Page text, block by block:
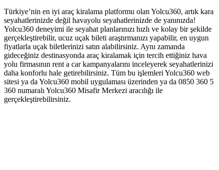
Türkiye’nin en iyi araç kiralama platformu olan Yolcu360, artık kara
seyahatlerinizde değil havayolu seyahatlerinizde de yanınızda!
Yolcu360 deneyimi ile seyahat planlarınızı hızlı ve kolay bir şekilde
gerçekleştirebilir, ucuz uçak bileti araştırmanızı yapabilir, en uygun
fiyatlarla uçak biletlerinizi satın alabilirsiniz. Aynı zamanda
gideceğiniz destinasyonda araç kiralamak için tercih ettiğiniz hava
yolu firmasının rent a car kampanyalarını inceleyerek seyahatlerinizi
daha konforlu hale getirebilirsiniz. Tüm bu işlemleri Yolcu360 web
sitesi ya da Yolcu360 mobil uygulaması üzerinden ya da 0850 360 5
360 numaralı Yolcu360 Misafir Merkezi aracılığı ile
gerçekleştirebilirsiniz.